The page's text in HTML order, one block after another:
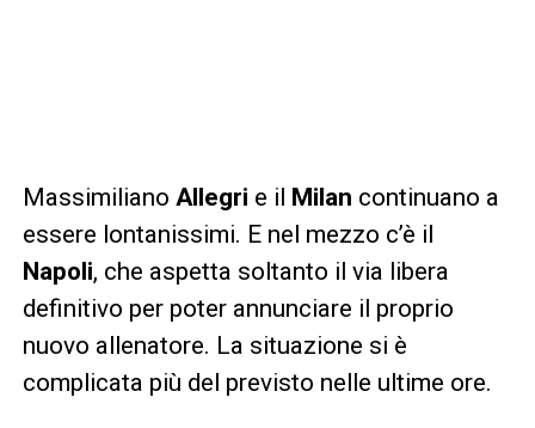
Massimiliano Allegri e il Milan continuano a
essere lontanissimi. E nel mezzo c’è il
Napoli, che aspetta soltanto il via libera
definitivo per poter annunciare il proprio
nuovo allenatore. La situazione si è
complicata più del previsto nelle ultime ore.